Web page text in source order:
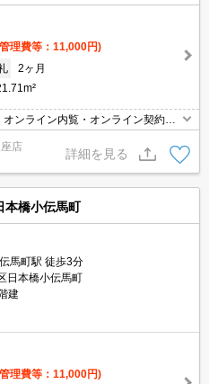
理費等：11,000円)
2ヶ月
ンライン内覧・オンライン契約等
りません♪弊社ではネットに掲載さ
なりますので気になる物件は全て
店
詳細を見る
本橋小伝馬町
馬町駅 徒歩3分
日本橋小伝馬町
建
理費等：11,000円)